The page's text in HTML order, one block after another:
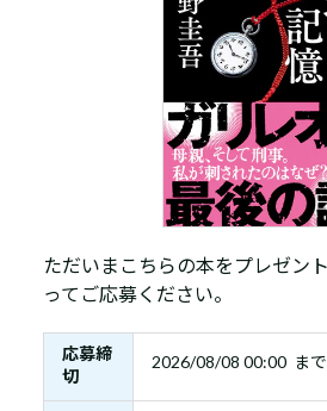
ただいまこちらの本をプレゼン
ってご応募ください。
応募締
切
2026/08/08 00:00 まで